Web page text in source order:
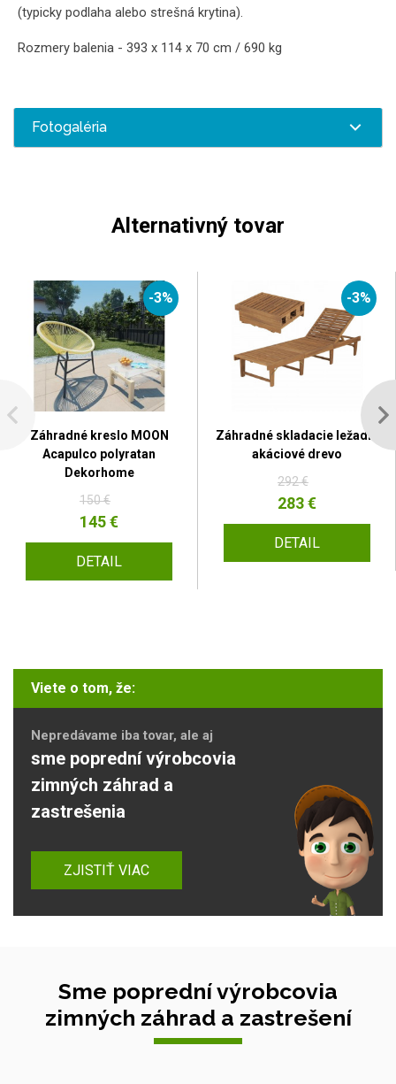
(typicky podlaha alebo strešná krytina).
Rozmery balenia - 393 x 114 x 70 cm / 690 kg
Fotogaléria
Alternativný tovar
-3%
Záhradné kreslo MOON
Acapulco polyratan
Dekorhome
150 €
145 €
DETAIL
-3%
Záhradné skladacie ležadlo
akáciové drevo
292 €
283 €
DETAIL
Viete o tom, že:
Nepredávame iba tovar, ale aj
sme poprední výrobcovia
zimných záhrad a
zastrešenia
ZJISTIŤ VIAC
Sme poprední výrobcovia
zimných záhrad a zastrešení